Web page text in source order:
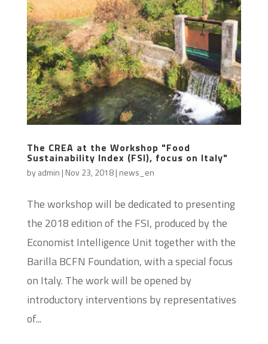
The CREA at the Workshop "Food
Sustainability Index (FSI), focus on Italy"
byadmin | Nov 23, 2018| news_en
The workshop will be dedicated to presenting
the 2018 edition of the FSI, produced by the
Economist Intelligence Unit together with the
Barilla BCFN Foundation, with a special focus
on Italy. The work will be opened by
introductory interventions by representatives
of...